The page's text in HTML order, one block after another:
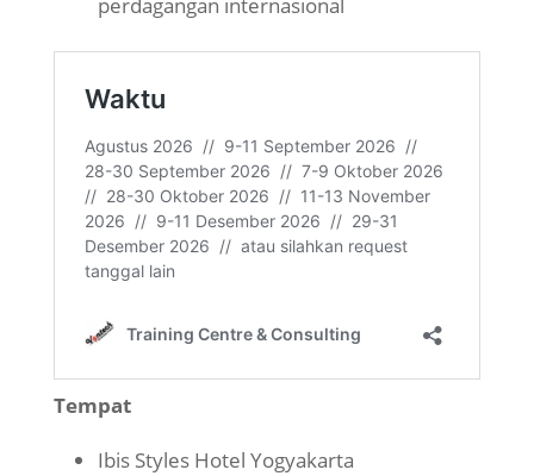
perdagangan internasional
Tempat
Ibis Styles Hotel Yogyakarta